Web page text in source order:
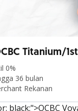
Titanium/1st
0%
36 bulan
Rekanan